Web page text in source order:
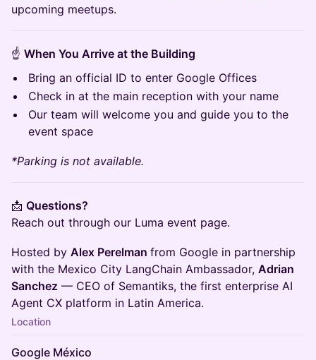
upcoming meetups.
☝️ When You Arrive at the Building
Bring an official ID to enter Google Offices
Check in at the main reception with your name
Our team will welcome you and guide you to the
event space
*Parking is not available.
📩 Questions?
Reach out through our Luma event page.
Hosted by Alex Perelman from Google in partnership
with the Mexico City LangChain Ambassador, Adrian
Sanchez — CEO of Semantiks, the first enterprise AI
Agent CX platform in Latin America.
Location
Google México